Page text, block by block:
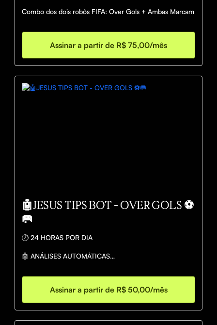
Combo dos dois robôs FIFA: Over Gols + Ambas Marcam
Assinar a partir de R$ 75,00/mês
🤖JESUS TIPS BOT - OVER GOLS ⚽️
🥅
🕖 24 HORAS POR DIA
🤖 ANÁLISES AUTOMÁTICAS
⚽ DIRETO PELO TELEGRAM
✅ RESOLUÇÃO AUTOMÁTICA DE ENTRADAS
📊 MERCADO AMBAS MARCAM
Assinar a partir de R$ 50,00/mês